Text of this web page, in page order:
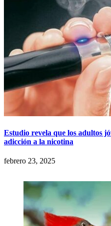
Estudio revela que los adultos
adicción a la nicotina
febrero 23, 2025